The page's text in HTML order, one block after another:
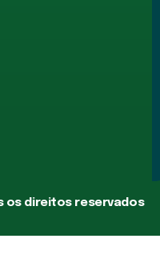
os direitos reservados